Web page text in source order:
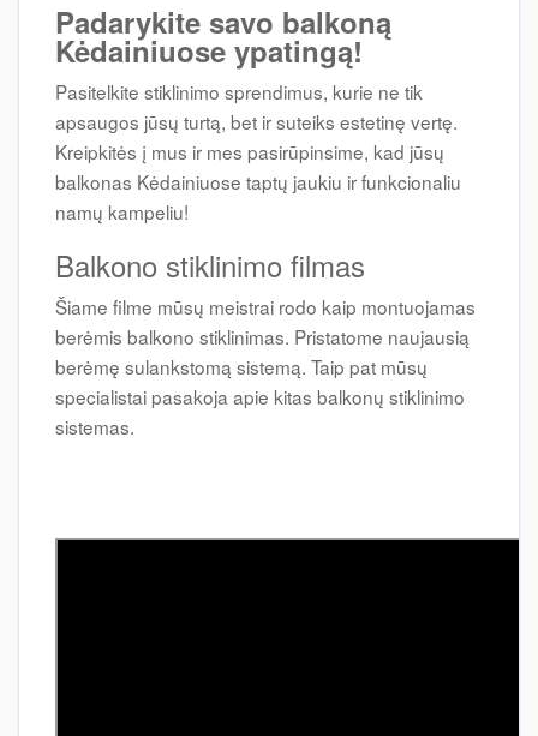
Padarykite savo balkoną
Kėdainiuose ypatingą!
Pasitelkite stiklinimo sprendimus, kurie ne tik
apsaugos jūsų turtą, bet ir suteiks estetinę vertę.
Kreipkitės į mus ir mes pasirūpinsime, kad jūsų
balkonas Kėdainiuose taptų jaukiu ir funkcionaliu
namų kampeliu!
Balkono stiklinimo filmas
Šiame filme mūsų meistrai rodo kaip montuojamas
berėmis balkono stiklinimas. Pristatome naujausią
berėmę sulankstomą sistemą. Taip pat mūsų
specialistai pasakoja apie kitas balkonų stiklinimo
sistemas.